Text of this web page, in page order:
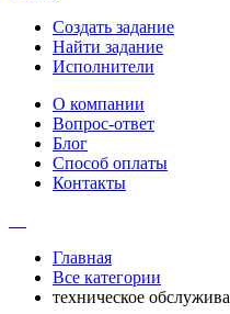
Создать задание
Найти задание
Исполнители
О компании
Вопрос-ответ
Блог
Способ оплаты
Контакты
Главная
Все категории
техническое